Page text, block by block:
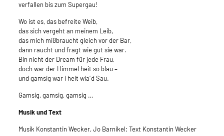
verfallen bis zum Supergau!
Wo ist es, das befreite Weib,
das sich vergeht an meinem Leib,
das mich mißbraucht gleich vor der Bar,
dann raucht und fragt wie gut sie war.
Bin nicht der Dream für jede Frau,
doch war der Himmel heit so blau –
und gamsig war i heit wia´d Sau.
Gamsig, gamsig, gamsig …
Musik und Text
Musik Konstantin Wecker, Jo Barnikel; Text Konstantin Wecker